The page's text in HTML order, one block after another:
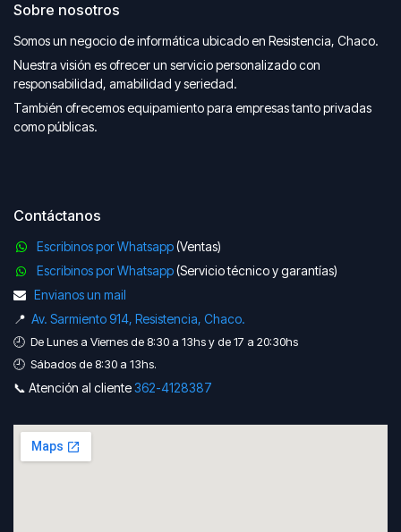
Sobre nosotros
Somos un negocio de informática ubicado en Resistencia, Chaco.
Nuestra visión es ofrecer un servicio personalizado con
responsabilidad, amabilidad y seriedad.
También ofrecemos equipamiento para empresas tanto privadas
como públicas.
Contáctanos
Escribinos por Whatsapp(Ventas)
Escribinos por Whatsapp(Servicio técnico y garantías)
Envianos un mail
📍 Av. Sarmiento 914, Resistencia, Chaco.
🕘 De Lunes a Viernes de 8:30 a 13hs y de 17 a 20:30hs
🕘 Sábados de 8:30 a 13hs.
📞 Atención al cliente362-41​​28387